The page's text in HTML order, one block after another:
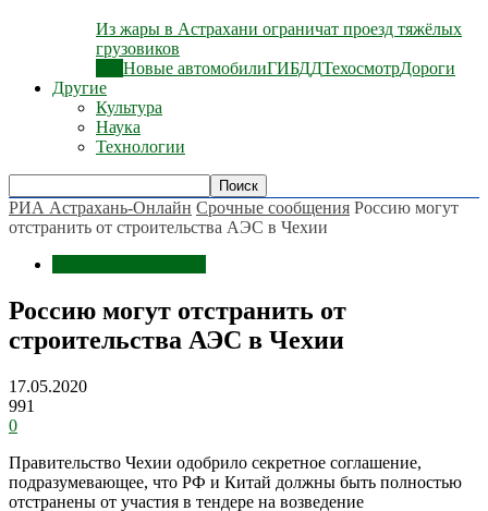
Из жары в Астрахани ограничат проезд тяжёлых
грузовиков
Новые автомобилиГИБДДТехосмотрДороги
Другие
Культура
Наука
Технологии
РИА Астрахань-Онлайн Срочные сообщения Россию могут
отстранить от строительства АЭС в Чехии
Россию могут отстранить от
строительства АЭС в Чехии
17.05.2020
991
0
Правительство Чехии одобрило секретное соглашение,
подразумевающее, что РФ и Китай должны быть полностью
отстранены от участия в тендере на возведение